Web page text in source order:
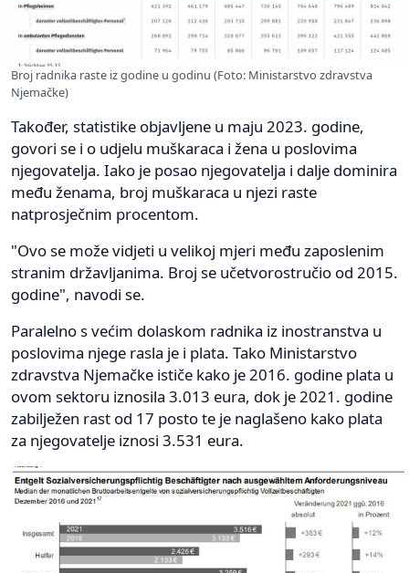
Broj radnika raste iz godine u godinu (Foto: Ministarstvo zdravstva
Njemačke)
Također, statistike objavljene u maju 2023. godine,
govori se i o udjelu muškaraca i žena u poslovima
njegovatelja. Iako je posao njegovatelja i dalje dominira
među ženama, broj muškaraca u njezi raste
natprosječnim procentom.
"Ovo se može vidjeti u velikoj mjeri među zaposlenim
stranim državljanima. Broj se učetvorostručio od 2015.
godine", navodi se.
Paralelno s većim dolaskom radnika iz inostranstva u
poslovima njege rasla je i plata. Tako Ministarstvo
zdravstva Njemačke ističe kako je 2016. godine plata u
ovom sektoru iznosila 3.013 eura, dok je 2021. godine
zabilježen rast od 17 posto te je naglašeno kako plata
za njegovatelje iznosi 3.531 eura.